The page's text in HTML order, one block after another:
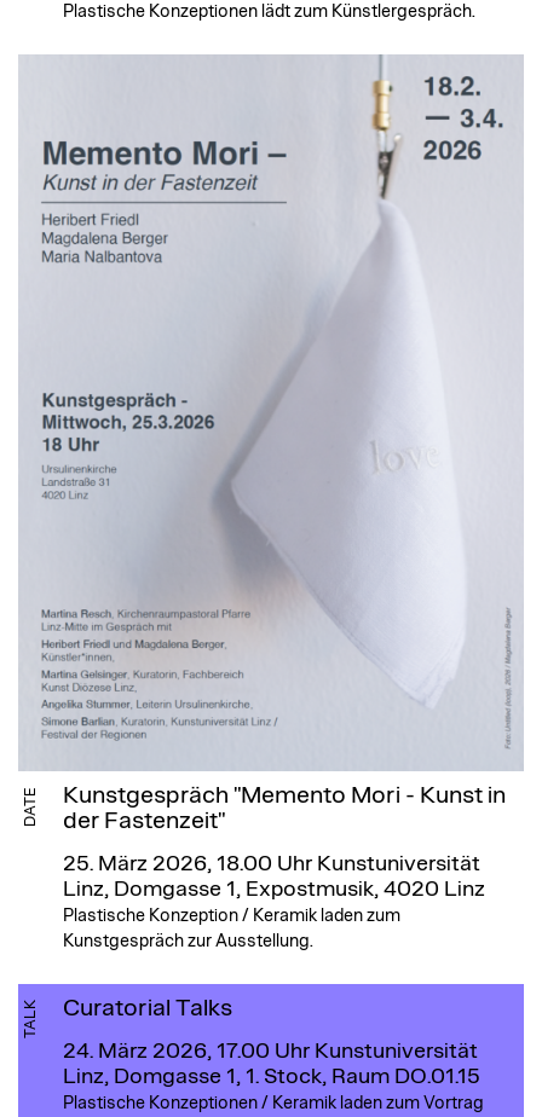
Plastische Konzeptionen lädt zum Künstlergespräch.
DATE
Kunstgespräch "Memento Mori - Kunst in
der Fastenzeit"
25. März 2026, 18.00 Uhr Kunstuniversität
Linz, Domgasse 1, Expostmusik, 4020 Linz
Plastische Konzeption / Keramik laden zum
Kunstgespräch zur Ausstellung.
TALK Curatorial Talks
24. März 2026, 17.00 Uhr Kunstuniversität
Linz, Domgasse 1, 1. Stock, Raum DO.01.15
Plastische Konzeptionen / Keramik laden zum Vortrag